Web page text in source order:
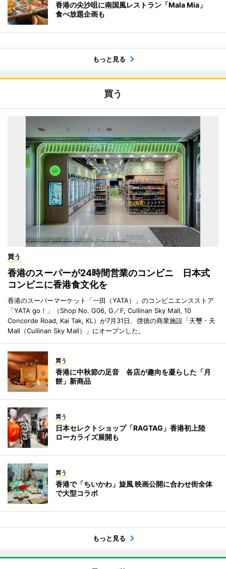
香港の尖沙咀に南国風レストラン「Mala Mia」
食べ放題企画も
もっと見る
買う
買う
香港のスーパーが24時間営業のコンビニ 日本式
コンビニに香港食文化を
香港のスーパーマーケット「一田（YATA）」のコンビニエンスストア
「YATA go！」（Shop No. G06, G／F, Cullinan Sky Mall, 10
Concorde Road, Kai Tak, KL）が7月31日、啓徳の商業施設「天璽・天
Mall（Cullinan Sky Mall）」にオープンした。
買う
香港に中秋節の足音 各店が趣向を凝らした「月
餅」新商品
買う
日本セレクトショップ「RAGTAG」香港初上陸
ローカライズ展開も
買う
香港で「ちいかわ」旋風 映画公開に合わせ街全体
で大型コラボ
もっと見る